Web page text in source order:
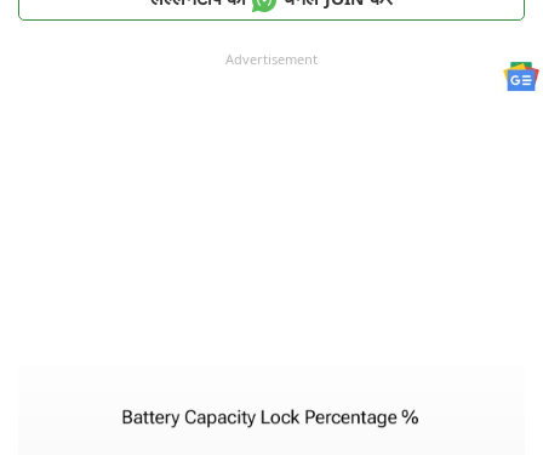
Advertisement